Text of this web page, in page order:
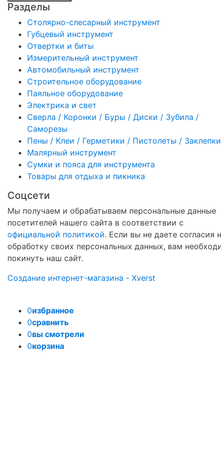
Разделы
Столярно-слесарный инструмент
Губцевый инструмент
Отвертки и биты
Измерительный инструмент
Автомобильный инструмент
Строительное оборудование
Паяльное оборудование
Электрика и свет
Сверла / Коронки / Буры / Диски / Зубила /
Саморезы
Пены / Клеи / Герметики / Пистолеты / Заклепки
Малярный инструмент
Сумки и пояса для инструмента
Товары для отдыха и пикника
Соцсети
Мы получаем и обрабатываем персональные данные
посетителей нашего сайта в соответствии с
официальной политикой. Если вы не даете согласия
обработку своих персональных данных, вам
покинуть наш сайт.
Создание интернет-магазина - Xverst
0избранное
0сравнить
0вы смотрели
0корзина